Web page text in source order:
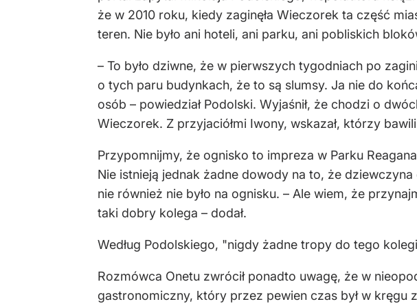
że w 2010 roku, kiedy zaginęła Wieczorek ta część
teren. Nie było ani hoteli, ani parku, ani pobliskich
– To było dziwne, że w pierwszych tygodniach po
o tych paru budynkach, że to są slumsy. Ja nie do
osób – powiedział Podolski. Wyjaśnił, że chodzi o
Wieczorek. Z przyjaciółmi Iwony, wskazał, którzy
Przypomnijmy, że ognisko to impreza w Parku
Nie istnieją jednak żadne dowody na to, że
nie również nie było na ognisku. – Ale wiem, że
taki dobry kolega – dodał.
Według Podolskiego, "nigdy żadne tropy do tego
Rozmówca Onetu zwrócił ponadto uwagę, że w
gastronomiczny, który przez pewien czas był w